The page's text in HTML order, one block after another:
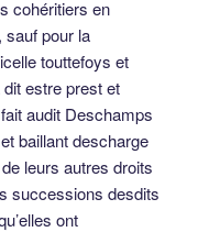
cohéritiers en
sauf pour la
touttefoys et
estre prest et
audit Deschamps
baillant descharge
leurs autres droits
successions desdits
ont